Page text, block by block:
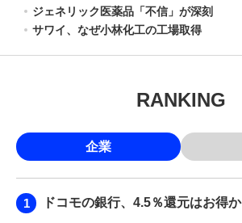
ジェネリック医薬品「不信」が深刻
サワイ、なぜ小林化工の工場取得
RANKING
企業
ドコモの銀行、4.5％還元はお得か